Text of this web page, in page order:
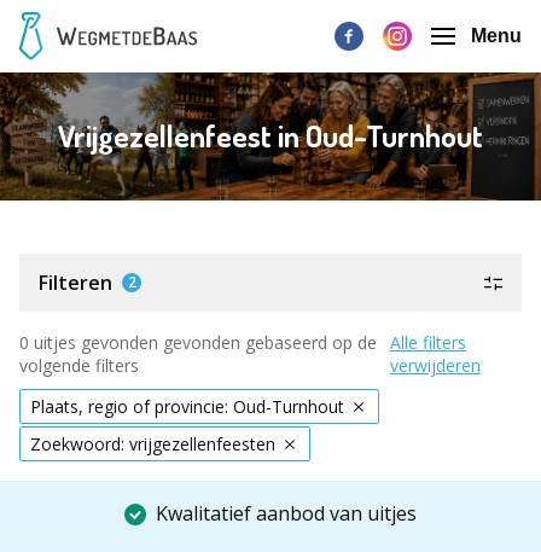
Menu
Vrijgezellenfeest in Oud-Turnhout
Filteren 2
0 uitjes gevonden gevonden gebaseerd op de
volgende filters
Alle filters
verwijderen
Plaats, regio of provincie: Oud-Turnhout
Zoekwoord: vrijgezellenfeesten
Kwalitatief aanbod van uitjes